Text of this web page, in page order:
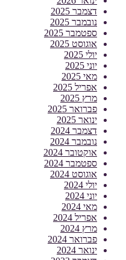
דצמבר 2025
נובמבר 2025
ספטמבר 2025
אוגוסט 2025
יולי 2025
יוני 2025
מאי 2025
אפריל 2025
מרץ 2025
פברואר 2025
ינואר 2025
דצמבר 2024
נובמבר 2024
אוקטובר 2024
ספטמבר 2024
אוגוסט 2024
יולי 2024
יוני 2024
מאי 2024
אפריל 2024
מרץ 2024
פברואר 2024
ינואר 2024